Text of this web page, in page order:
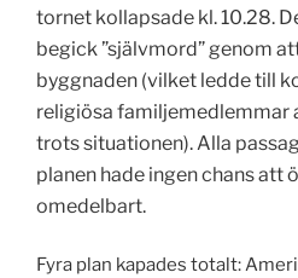
tornet kollapsade kl. 10.28.
begick ”självmord” genom
byggnaden (vilket ledde till
religiösa familjemedlemmar
trots situationen). Alla
planen hade ingen chans att
omedelbart.
Fyra plan kapades totalt: